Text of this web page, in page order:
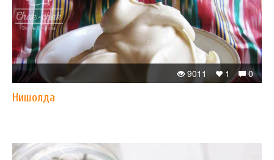
0
1
9011
Нишолда